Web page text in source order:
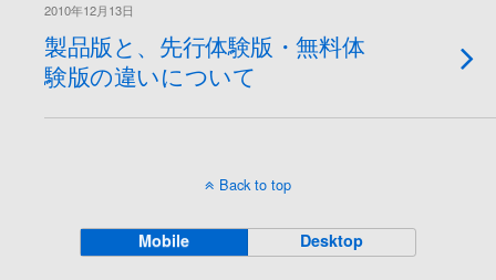
2010年12月13日
製品版と、先行体験版・無料体
験版の違いについて
Back to top
Mobile Desktop